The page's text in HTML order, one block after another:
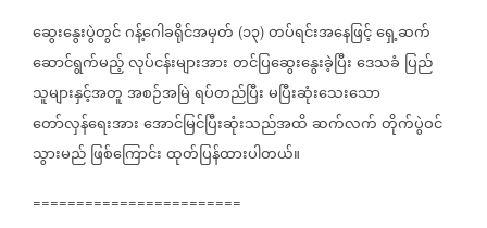
ဆွေးနွေးပွဲတွင်ဂန့်ဂေါခရိုင်အမှတ် (၁၃) တပ်ရင်းအနေဖြင့်ရှေ့ဆက်
ဆောင်ရွက်မည့်လုပ်ငန်းများအားတင်ပြဆွေးနွေးခဲ့ပြီးဒေသခံ ပြည်
သူများနှင့်အတူအစဉ်အမြဲရပ်တည်ပြီးမပြီးဆုံးသေးသော
တော်လှန်ရေးအားအောင်မြင်ပြီးဆုံးသည်အထိဆက်လက်တိုက်ပွဲဝင်
သွားမည်ဖြစ်ကြောင်းထုတ်ပြန်ထားပါတယ်။
========================